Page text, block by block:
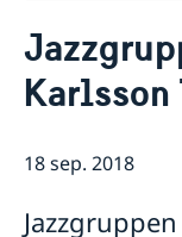
Om oss
Ambassadens
Dataskyddspolicy
Lediga tjänster
Så stöttar vi
Team Sweden
Så kan du få stöd
Svenska företag
Nyheter
evenemang
18 sep. 2018